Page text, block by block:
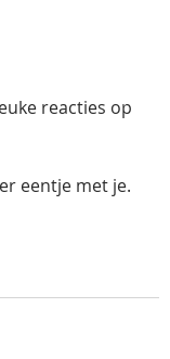
reacties op
eentje met je.